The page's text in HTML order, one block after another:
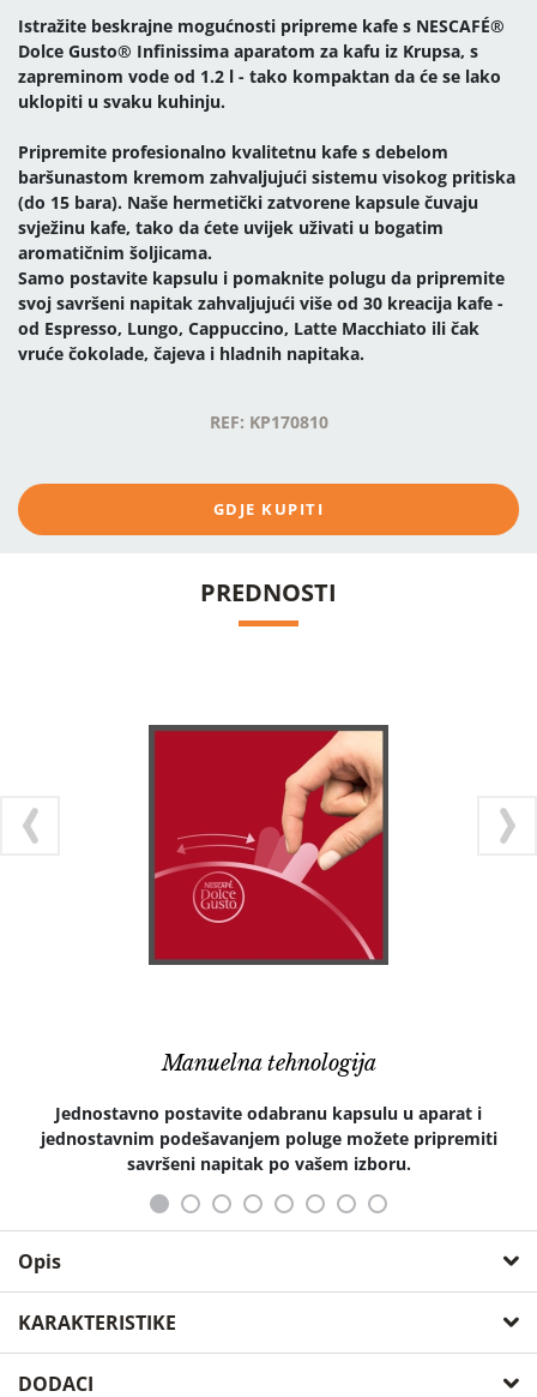
Istražite beskrajne mogućnosti pripreme kafe s NESCAFÉ®
Dolce Gusto® Infinissima aparatom za kafu iz Krupsa, s
zapreminom vode od 1.2 l - tako kompaktan da će se lako
uklopiti u svaku kuhinju.
Pripremite profesionalno kvalitetnu kafe s debelom
baršunastom kremom zahvaljujući sistemu visokog pritiska
(do 15 bara). Naše hermetički zatvorene kapsule čuvaju
svježinu kafe, tako da ćete uvijek uživati u bogatim
aromatičnim šoljicama.
Samo postavite kapsulu i pomaknite polugu da pripremite
svoj savršeni napitak zahvaljujući više od 30 kreacija kafe -
od Espresso, Lungo, Cappuccino, Latte Macchiato ili čak
vruće čokolade, čajeva i hladnih napitaka.
REF: KP170810
GDJE KUPITI
PREDNOSTI
Manuelna tehnologija
Jednostavno postavite odabranu kapsulu u aparat i
jednostavnim podešavanjem poluge možete pripremiti
savršeni napitak po vašem izboru.
Opis
kapsulama omogućava vam uživanje u beskonačnim
KARAKTERISTIKE
osnovne karakteristike
DODACI